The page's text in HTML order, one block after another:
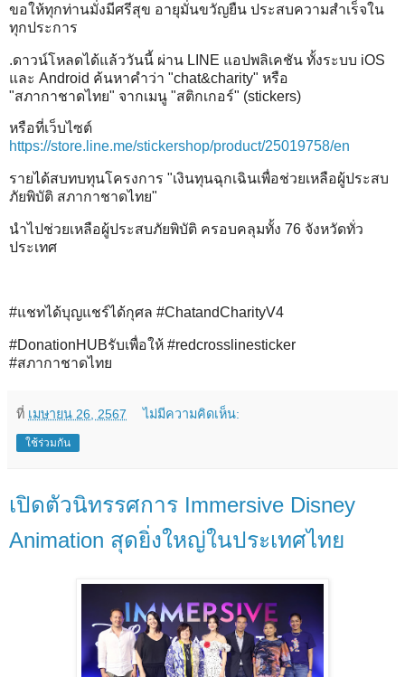
ขอให้ทุกท่านมั่งมีศรีสุข อายุมั่นขวัญยืน ประสบความสําเร็จใน
ทุกประการ
.ดาวน์โหลดได้แล้ววันนี้ ผ่าน LINE แอปพลิเคชัน ทั้งระบบ iOS
และ Android ค้นหาคำว่า "chat&charity" หรือ
"สภากาชาดไทย" จากเมนู "สติกเกอร์" (stickers)
หรือที่เว็บไซต์
https://store.line.me/stickershop/product/25019758/en
รายได้สบทบทุนโครงการ "เงินทุนฉุกเฉินเพื่อช่วยเหลือผู้ประสบ
ภัยพิบัติ สภากาชาดไทย"
นำไปช่วยเหลือผู้ประสบภัยพิบัติ ครอบคลุมทั้ง 76 จังหวัดทั่ว
ประเทศ
#แชทได้บุญแชร์ได้กุศล #ChatandCharityV4
#DonationHUBรับเพื่อให้ #redcrosslinesticker
#สภากาชาดไทย
ที่ เมษายน 26, 2567 ไม่มีความคิดเห็น:
ใช้ร่วมกัน
เปิดตัวนิทรรศการ Immersive Disney
Animation สุดยิ่งใหญ่ในประเทศไทย